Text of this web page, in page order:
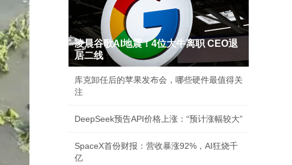
凌晨谷歌AI地震！4位大牛离职 CEO退
居二线
库克卸任后的苹果发布会，哪些硬件最值得关
注
DeepSeek预告API价格上涨：“预计涨幅较大”
SpaceX首份财报：营收暴涨92%，AI狂烧千
亿